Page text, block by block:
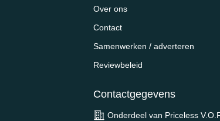
Over ons
Contact
Samenwerken / adverteren
Reviewbeleid
Contactgegevens
Onderdeel van Priceless